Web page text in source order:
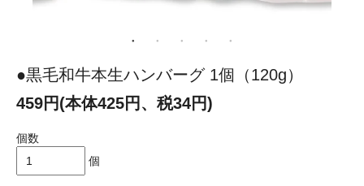
●黒毛和牛本生ハンバーグ 1個（120g）
459円(本体425円、税34円)
個数
個